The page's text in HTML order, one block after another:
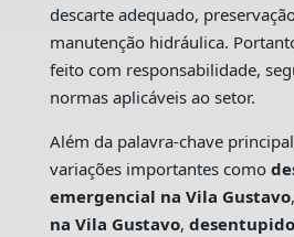
descarte adequado,
manutenção hidráulica.
feito com responsabilidade,
normas aplicáveis ao setor.
Além da palavra-chave
variações importantes como
emergencial na Vila Gustavo,
na Vila Gustavo,